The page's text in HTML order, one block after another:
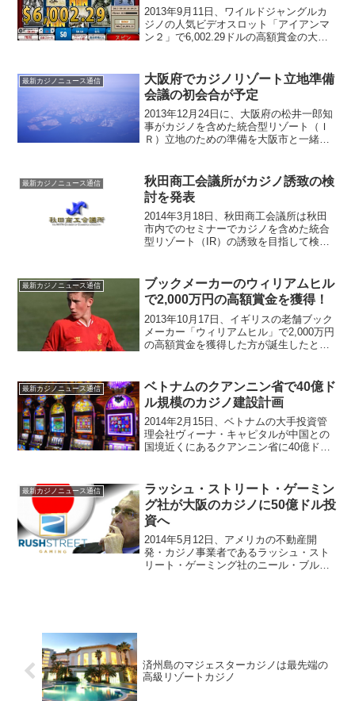
2013年9月11日、ワイルドジャングルカ
ジノの人気ビデオスロット「アイアンマ
ン２」で6,002.29ドルの高額賞金の大当
ジノ歴1年のS.Kさんという主婦の方で...
最新カジノニュース通信
大阪府でカジノリゾート立地準備
会議の初会合が予定
2013年12月24日に、大阪府の松井一郎知
事がカジノを含めた統合型リゾート（Ｉ
Ｒ）立地のための準備を大阪市と一緒に
新聞である大阪日日新聞から届きまし
た。国会へのカジノ...
最新カジノニュース通信
秋田商工会議所がカジノ誘致の検
討を発表
2014年3月18日、秋田商工会議所は秋田
市内でのセミナーでカジノを含めた統合
型リゾート（IR）の誘致を目指して検討
ジノ誘致に取り組む今回の発表は突然の
ことではなく、秋...
最新カジノニュース通信
ブックメーカーのウィリアムヒル
で2,000万円の高額賞金を獲得！
2013年10月17日、イギリスの老舗ブック
メーカー「ウィリアムヒル」で2,000万円
の高額賞金を獲得した方が誕生したとい
ワーズさんブックメーカーと言えば、ス
ポ...
最新カジノニュース通信
ベトナムのクアンニン省で40億ド
ル規模のカジノ建設計画
2014年2月15日、ベトナムの大手投資管
理会社ヴィーナ・キャピタルが中国との
国境近くにあるクアンニン省に40億ドル
ナム・ネット・ビレッジから届きまし
た。カジノ建設地は...
最新カジノニュース通信
ラッシュ・ストリート・ゲーミン
グ社が大阪のカジノに50億ドル投
資へ
2014年5月12日、アメリカの不動産開
発・カジノ事業者であるラッシュ・スト
リート・ゲーミング社のニール・ブルー
済州島のマジェスターカジノは最先端の
高級リゾートカジノ